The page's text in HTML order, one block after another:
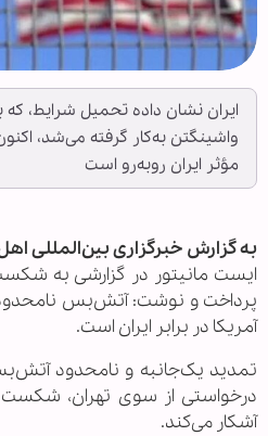
ایران نشان داده تحمیل شرایط،
واشینگتن به‌کار گرفته می‌شد،
مؤثر ایران روبه‌رو است
به گزارش خبرگزاری بین‌المللی
ایست مانیتور در گزارشی به شکست
پرداخت و نوشت: آتش‌بس
آمریکا در برابر ایران است.
تمدید یک‌جانبه و نامحدود
درخواستی از سوی تهران، شکست
آشکار می‌کند.